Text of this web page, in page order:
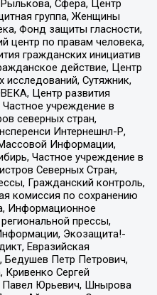
Сфера, Центр
группа, Женщины
Фонд защиты гласности,
центр по правам человека,
гражданских инициатив
действие, Центр
исследований, Сутяжник,
Центр развития
учреждение в
северных стран,
Интернешнл-Р,
Информации,
Частное учреждение в
Северных Стран,
Гражданский контроль,
комиссия по сохранению
Информационное
прессы,
Экозащита!-
Евразийская
Бедушев Петр Петрович,
Кривенко Сергей
Павел Юрьевич, Шнырова